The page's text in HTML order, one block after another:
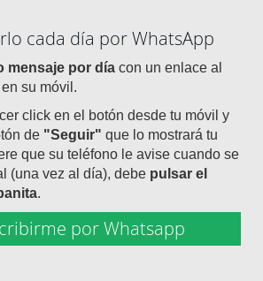
cada día por WhatsApp
mensaje por día con un enlace al
su móvil.
click en el botón desde tu móvil y
de "Seguir" que lo mostrará tu
que su teléfono le avise cuando se
(una vez al día), debe pulsar el
.
por Whatsapp